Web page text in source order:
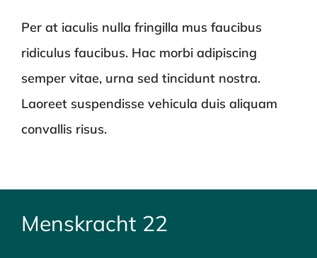
Per at iaculis nulla fringilla mus faucibus
ridiculus faucibus. Hac morbi adipiscing
semper vitae, urna sed tincidunt nostra.
Laoreet suspendisse vehicula duis aliquam
convallis risus.
Menskracht 22